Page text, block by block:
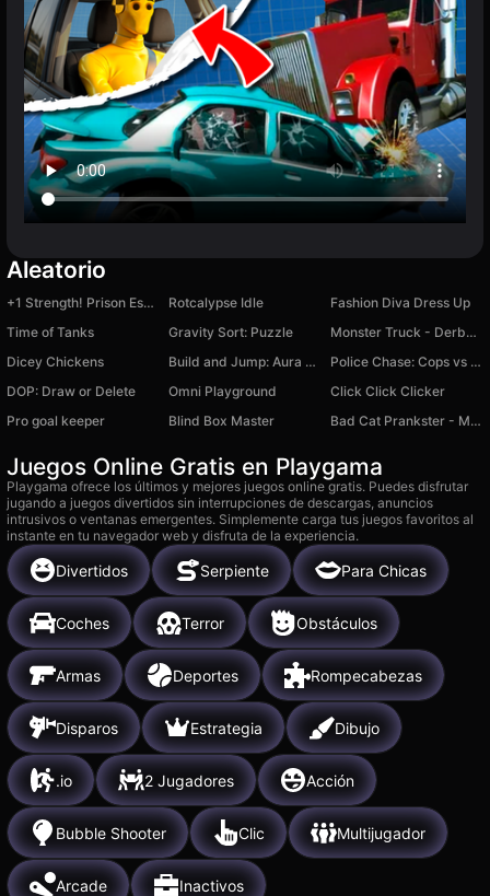
Aleatorio
+1 Strength! Prison Escape! Rotcalypse Idle
Fashion Diva Dress Up
Time of Tanks
Gravity Sort: Puzzle
Monster Truck - Derby for Survival
Dicey Chickens
Build and Jump: Aura Obby Tower
Police Chase: Cops vs Criminals
DOP: Draw or Delete
Omni Playground
Click Click Clicker
Pro goal keeper
Blind Box Master Bad Cat Prankster - Mom's Return
Juegos Online Gratis en Playgama
Playgama ofrece los últimos y mejores juegos online gratis. Puedes disfrutar
jugando a juegos divertidos sin interrupciones de descargas, anuncios
intrusivos o ventanas emergentes. Simplemente carga tus juegos favoritos al
instante en tu navegador web y disfruta de la experiencia.
Divertidos Serpiente Para Chicas
Coches Terror Obstáculos
Armas Deportes Rompecabezas
Disparos Estrategia Dibujo
.io 2 Jugadores Acción
Bubble Shooter Clic Multijugador
Arcade Inactivos